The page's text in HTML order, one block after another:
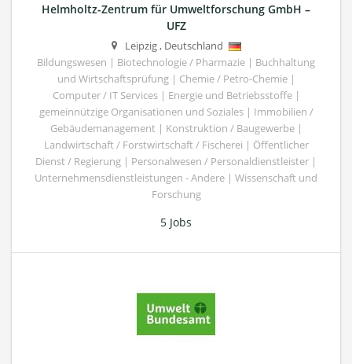
Helmholtz-Zentrum für Umweltforschung GmbH –
UFZ
Leipzig, Deutschland
Bildungswesen | Biotechnologie / Pharmazie | Buchhaltung
und Wirtschaftsprüfung | Chemie / Petro-Chemie |
Computer / IT Services | Energie und Betriebsstoffe |
gemeinnützige Organisationen und Soziales | Immobilien /
Gebäudemanagement | Konstruktion / Baugewerbe |
Landwirtschaft / Forstwirtschaft / Fischerei | Öffentlicher
Dienst / Regierung | Personalwesen / Personaldienstleister |
Unternehmensdienstleistungen - Andere | Wissenschaft und
Forschung
5 Jobs